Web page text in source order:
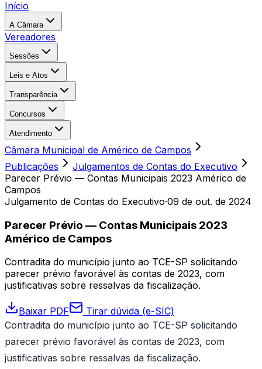
Início
A Câmara
Vereadores
Sessões
Leis e Atos
Transparência
Concursos
Atendimento
Câmara Municipal de Américo de Campos
Publicações
Julgamentos de Contas do Executivo
Parecer Prévio — Contas Municipais 2023 Américo de
Campos
Julgamento de Contas do Executivo·09 de out. de 2024
Parecer Prévio — Contas Municipais 2023
Américo de Campos
Contradita do município junto ao TCE-SP solicitando
parecer prévio favorável às contas de 2023, com
justificativas sobre ressalvas da fiscalização.
Baixar PDF
Tirar dúvida (e-SIC)
Contradita do município junto ao TCE-SP solicitando
parecer prévio favorável às contas de 2023, com
justificativas sobre ressalvas da fiscalização.